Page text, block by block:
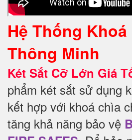
Hệ Thống
Thông Minh
Két Sắt Cỡ Lớn Giá
phẩm két sắt sử dụng
kết hợp với khoá chìa
tăng khả năng bảo vệ